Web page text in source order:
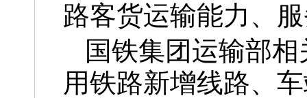
路客货运输能力、
国铁集团运输部
用铁路新增线路、